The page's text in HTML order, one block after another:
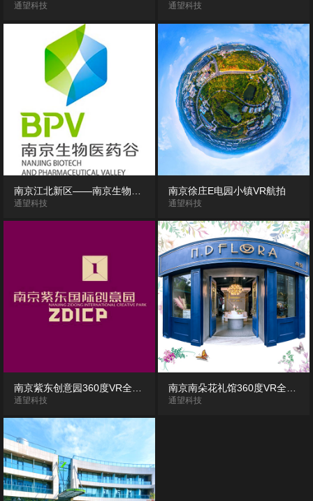
通望科技 通望科技
通望科技
南京徐庄E电园小镇VR航拍
通望科技
通望科技 通望科技